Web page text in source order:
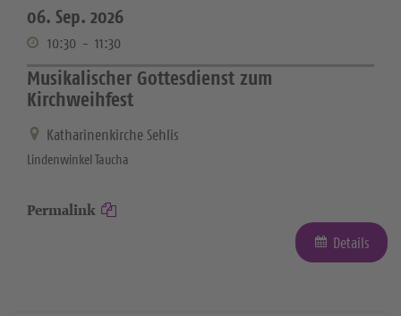
06. Sep. 2026
10:30 - 11:30
Musikalischer Gottesdienst zum
Kirchweihfest
Katharinenkirche Sehlis
Lindenwinkel Taucha
Permalink
Details